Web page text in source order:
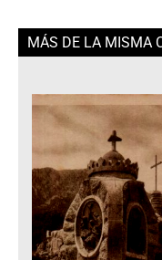
MÁS DE LA MISMA